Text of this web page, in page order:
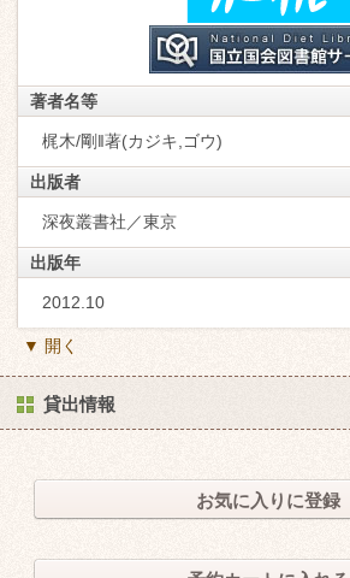
著者名等
梶木/剛‖著(カジキ,ゴウ)
出版者
深夜叢書社／東京
出版年
2012.10
▼ 開く
貸出情報
お気に入りに登録